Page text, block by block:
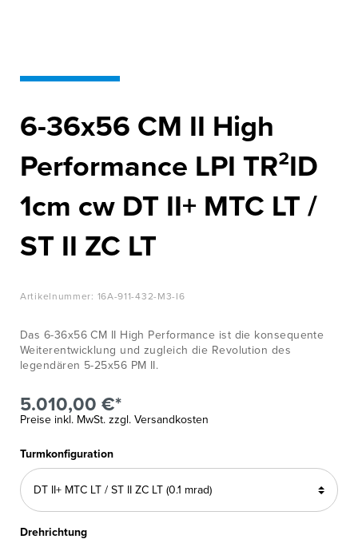
KARRIERE
6-36x56 CM II High
Performance LPI TR²ID
1cm cw DT II+ MTC LT /
ST II ZC LT
Artikelnummer: 16A-911-432-M3-I6
Das 6-36x56 CM II High Performance ist die konsequente
Weiterentwicklung und zugleich die Revolution des
legendären 5-25x56 PM II.
5.010,00 €*
Preise inkl. MwSt. zzgl. Versandkosten
Turmkonfiguration
Drehrichtung